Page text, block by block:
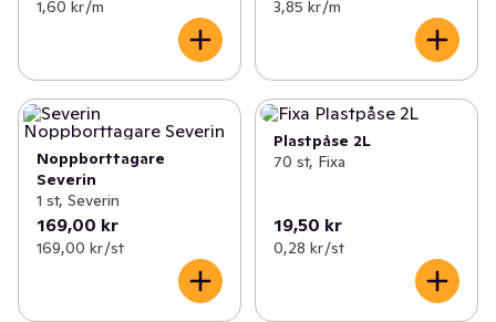
1,60 kr /m 3,85 kr /m
Noppborttagare
Severin
1 st, Severin
169,00 kr
169,00 kr /st
Plastpåse 2L
70 st, Fixa
19,50 kr
0,28 kr /st